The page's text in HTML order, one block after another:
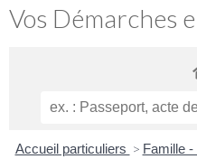
Vos Démarches
Accueil particuliers > Famille